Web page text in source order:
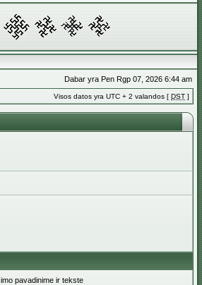
Dabar yra Pen Rgp 07, 2026 6:44 am
Visos datos yra UTC + 2 valandos [ DST ]
pavadinime ir tekste